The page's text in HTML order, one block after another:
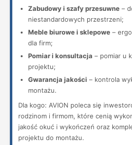
Zabudowy i szafy przesuwne –
niestandardowych przestrzeni;
Meble biurowe i sklepowe –
dla firm;
Pomiar i konsultacja – pomiar u
projektu;
Gwarancja jakości – kontrola
montażu.
Dla kogo: AVION poleca się
rodzinom i firmom, które cenią
jakość okuć i wykończeń oraz
projektu do montażu.